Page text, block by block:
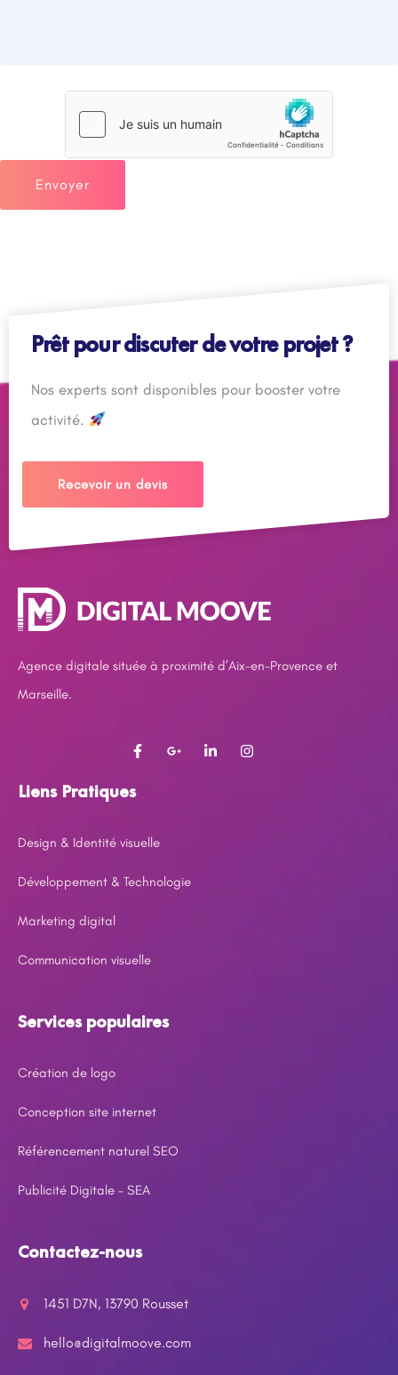
Prêt pour discuter de votre projet ?
Nos experts sont disponibles pour booster votre
activité.
Recevoir un devis
Agence digitale située à proximité d’Aix-en-Provence et
Marseille.
Liens Pratiques
Design & Identité visuelle
Développement & Technologie
Marketing digital
Communication visuelle
Services populaires
Création de logo
Conception site internet
Référencement naturel SEO
Publicité Digitale – SEA
Contactez-nous
1451 D7N, 13790 Rousset
hello@digitalmoove.com